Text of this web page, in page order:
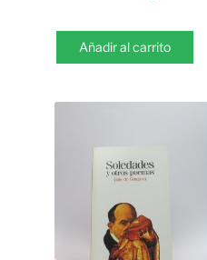
Añadir al carrito